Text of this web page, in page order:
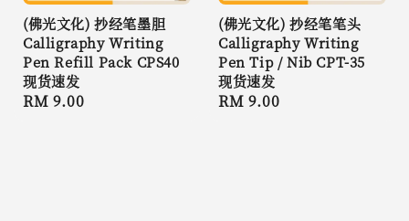
(佛光文化) 抄经笔墨胆
Calligraphy Writing
Pen Refill Pack CPS40
现货速发
Regular
RM 9.00
(佛光文化) 抄经笔笔头
Calligraphy Writing
Pen Tip / Nib CPT-35
现货速发
Regular
RM 9.00